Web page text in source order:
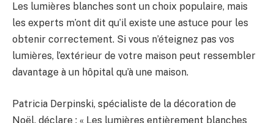
Les lumières blanches sont un choix populaire, mais
les experts m’ont dit qu’il existe une astuce pour les
obtenir correctement. Si vous n’éteignez pas vos
lumières, l’extérieur de votre maison peut ressembler
davantage à un hôpital qu’à une maison.
Patricia Derpinski, spécialiste de la décoration de
Noël, déclare : « Les lumières entièrement blanches